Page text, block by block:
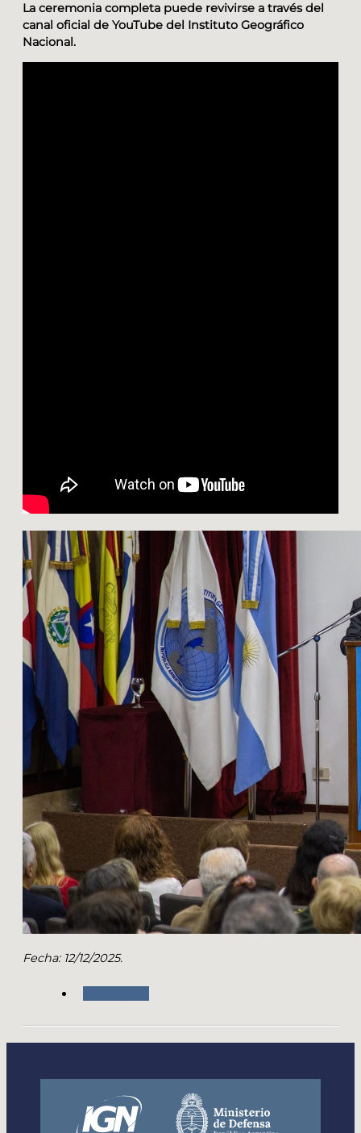
La ceremonia completa puede revivirse a través del
canal oficial de YouTube del Instituto Geográfico
Nacional.
Fecha: 12/12/2025.